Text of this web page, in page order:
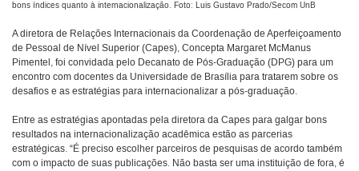
bons índices quanto à internacionalização. Foto: Luis Gustavo Prado/Secom UnB
A diretora de Relações Internacionais da Coordenação de Aperfeiçoamento
de Pessoal de Nível Superior (Capes), Concepta Margaret McManus
Pimentel, foi convidada pelo Decanato de Pós-Graduação (DPG) para um
encontro com docentes da Universidade de Brasília para tratarem sobre os
desafios e as estratégias para internacionalizar a pós-graduação.
Entre as estratégias apontadas pela diretora da Capes para galgar bons
resultados na internacionalização acadêmica estão as parcerias
estratégicas. “É preciso escolher parceiros de pesquisas de acordo também
com o impacto de suas publicações. Não basta ser uma instituição de fora, é